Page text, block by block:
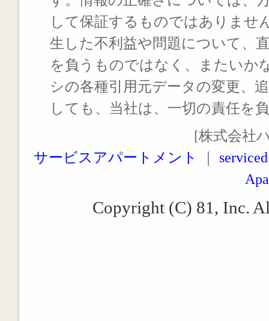
して保証するものではありませ
生した不利益や問題について、
を負うものではなく、またいか
シの各種引用元データの変更、
しても、当社は、一切の責任を
[株式会社
サービスアパートメント
Copyright (C) 81, Inc.